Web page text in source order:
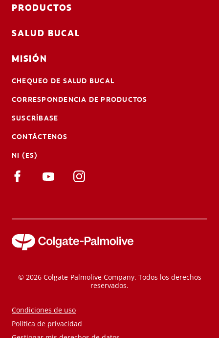
PRODUCTOS
SALUD BUCAL
MISIÓN
CHEQUEO DE SALUD BUCAL
CORRESPONDENCIA DE PRODUCTOS
SUSCRÍBASE
CONTÁCTENOS
NI (ES)
© 2026 Colgate-Palmolive Company. Todos los derechos
reservados.
Condiciones de uso
Política de privacidad